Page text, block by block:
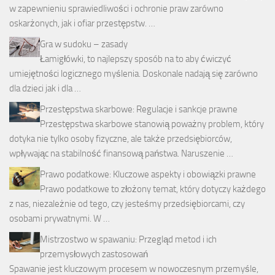
w zapewnieniu sprawiedliwości i ochronie praw zarówno
oskarżonych, jak i ofiar przestępstw. …
Gra w sudoku – zasady
Łamigłówki, to najlepszy sposób na to aby ćwiczyć
umiejętności logicznego myślenia. Doskonale nadają się zarówno
dla dzieci jak i dla …
Przestępstwa skarbowe: Regulacje i sankcje prawne
Przestępstwa skarbowe stanowią poważny problem, który
dotyka nie tylko osoby fizyczne, ale także przedsiębiorców,
wpływając na stabilność finansową państwa. Naruszenie …
Prawo podatkowe: Kluczowe aspekty i obowiązki prawne
Prawo podatkowe to złożony temat, który dotyczy każdego
z nas, niezależnie od tego, czy jesteśmy przedsiębiorcami, czy
osobami prywatnymi. W …
Mistrzostwo w spawaniu: Przegląd metod i ich
przemysłowych zastosowań
Spawanie jest kluczowym procesem w nowoczesnym przemyśle,